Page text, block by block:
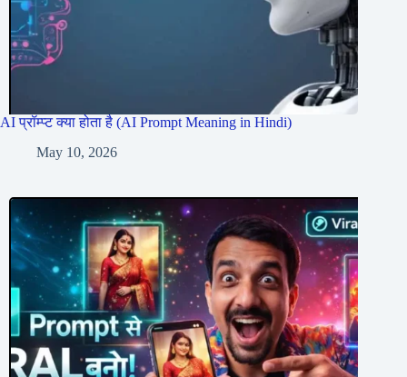
AI प्रॉम्प्ट क्या होता है (AI Prompt Meaning in Hindi)
May 10, 2026